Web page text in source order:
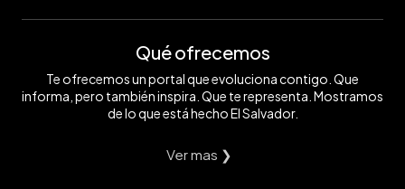
Qué ofrecemos
Te ofrecemos un portal que evoluciona contigo. Que
informa, pero también inspira. Que te representa. Mostramos
de lo que está hecho El Salvador.
Ver mas ❯